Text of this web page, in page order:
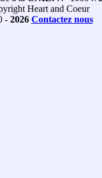
Heart and Coeur
- 2026 Contactez nous